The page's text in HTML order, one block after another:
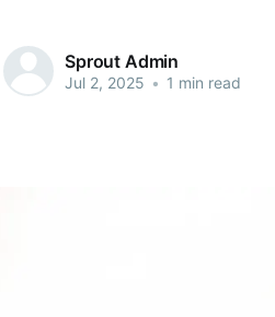
Sprout Admin
Jul 2, 2025 • 1 min read